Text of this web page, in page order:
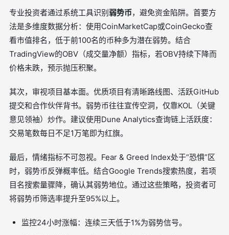
专业投资者通过系统工具识别弱势币，避免资金陷阱。首要方
法是多维度数据分析：使用CoinMarketCap或CoinGecko查
看市值排名，低于前100名的币种多为潜在弱势。结合
TradingView的OBV（成交量净额）指标，若OBV持续下降而
价格未跌，预示抛压积聚。
其次，审视项目基本面。优质项目有清晰路线图、活跃GitHub
提交和合作伙伴背书。弱势币往往宣传空洞，仅靠KOL（关键
意见领袖）炒作。建议使用Dune Analytics查询链上活跃度：
交易笔数每日不足1万笔即为红旗。
最后，情绪指标不可忽视。Fear & Greed Index处于“恐惧”区
时，弱势币反弹概率低。结合Google Trends搜索热度，若项
目名搜索量骤降，确认其弱势地位。通过这些策略，投资者可
将弱势币筛选率提升至95%以上。
监控24小时涨幅：连续三天低于1%为弱势信号。